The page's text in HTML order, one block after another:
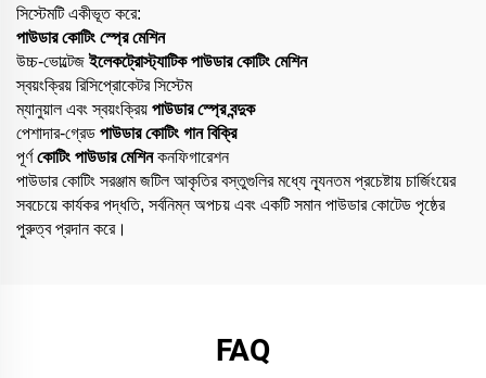
সিস্টেমটি একীভূত করে:
পাউডার কোটিং স্প্রে মেশিন
উচ্চ-ভোল্টেজইলেকট্রোস্ট্যাটিক পাউডার কোটিং মেশিন
স্বয়ংক্রিয় রিসিপ্রোকেটর সিস্টেম
ম্যানুয়াল এবং স্বয়ংক্রিয় পাউডার স্প্রে বন্দুক
পেশাদার-গ্রেড পাউডার কোটিং গান বিক্রি
পূর্ণকোটিং পাউডার মেশিনকনফিগারেশন
পাউডার কোটিং সরঞ্জাম জটিল আকৃতির বস্তুগুলির মধ্যে ন্যূনতম প্রচেষ্টায় চার্জিংয়ের
সবচেয়ে কার্যকর পদ্ধতি, সর্বনিম্ন অপচয় এবং একটি সমান পাউডার কোটেড পৃষ্ঠের
পুরুত্ব প্রদান করে।
FAQ